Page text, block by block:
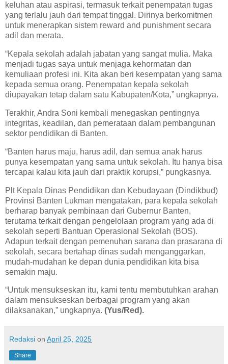
keluhan atau aspirasi, termasuk terkait penempatan tugas
yang terlalu jauh dari tempat tinggal. Dirinya berkomitmen
untuk menerapkan sistem reward and punishment secara
adil dan merata.
“Kepala sekolah adalah jabatan yang sangat mulia. Maka
menjadi tugas saya untuk menjaga kehormatan dan
kemuliaan profesi ini. Kita akan beri kesempatan yang sama
kepada semua orang. Penempatan kepala sekolah
diupayakan tetap dalam satu Kabupaten/Kota,” ungkapnya.
Terakhir, Andra Soni kembali menegaskan pentingnya
integritas, keadilan, dan pemerataan dalam pembangunan
sektor pendidikan di Banten.
“Banten harus maju, harus adil, dan semua anak harus
punya kesempatan yang sama untuk sekolah. Itu hanya bisa
tercapai kalau kita jauh dari praktik korupsi,” pungkasnya.
Plt Kepala Dinas Pendidikan dan Kebudayaan (Dindikbud)
Provinsi Banten Lukman mengatakan, para kepala sekolah
berharap banyak pembinaan dari Gubernur Banten,
terutama terkait dengan pengelolaan program yang ada di
sekolah seperti Bantuan Operasional Sekolah (BOS).
Adapun terkait dengan pemenuhan sarana dan prasarana di
sekolah, secara bertahap dinas sudah menganggarkan,
mudah-mudahan ke depan dunia pendidikan kita bisa
semakin maju.
“Untuk mensukseskan itu, kami tentu membutuhkan arahan
dalam mensukseskan berbagai program yang akan
dilaksanakan,” ungkapnya. (Yus/Red).
Redaksi on April 25, 2025
Share